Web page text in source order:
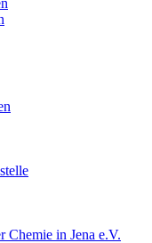
Chemie in Jena e.V.